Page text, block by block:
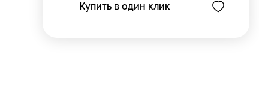
Купить в один клик